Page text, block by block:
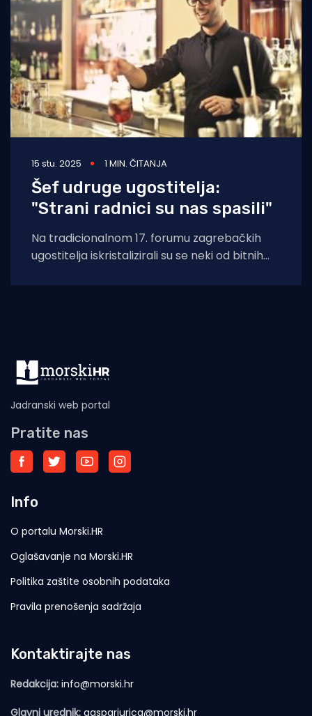
15 stu. 2025 1 MIN. ČITANJA
Šef udruge ugostitelja:
"Strani radnici su nas spasili"
Na tradicionalnom 17. forumu zagrebačkih
ugostitelja iskristalizirali su se neki od bitnih
Jadranski web portal
Pratite nas
Info
O portalu Morski.HR
Oglašavanje na Morski.HR
Politika zaštite osobnih podataka
Pravila prenošenja sadržaja
Kontaktirajte nas
Redakcija: info@morski.hr
Glavni urednik: gasparjurica@morski.hr